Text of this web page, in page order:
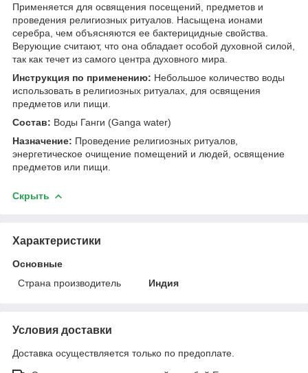
Применяется для освящения посещений, предметов и
проведения религиозных ритуалов. Насыщена ионами
серебра, чем объясняются ее бактерицидные свойства.
Верующие считают, что она обладает особой духовной силой,
так как течет из самого центра духовного мира.
Инструкция по применению: Небольшое количество воды
использовать в религиозных ритуалах, для освящения
предметов или пищи.
Состав: Воды Ганги (Ganga water)
Назначение: Проведение религиозных ритуалов,
энергетическое очищение помещений и людей, освящение
предметов или пищи.
Скрыть
Характеристики
Основные
Страна производитель
Индия
Условия доставки
Доставка осуществляется только по предоплате.